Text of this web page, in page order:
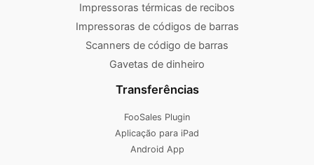
Impressoras térmicas de recibos
Impressoras de códigos de barras
Scanners de código de barras
Gavetas de dinheiro
Transferências
FooSales Plugin
Aplicação para iPad
Android App